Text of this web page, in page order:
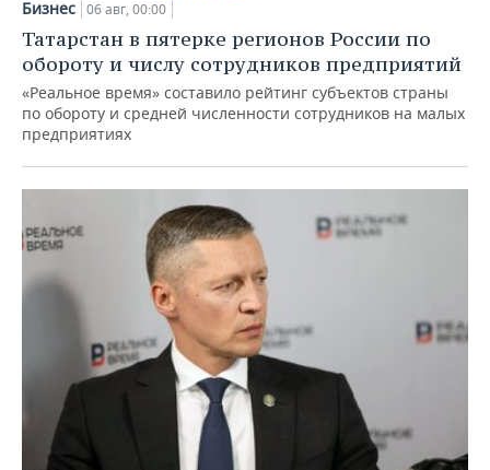
Бизнес 06 авг, 00:00
Татарстан в пятерке регионов России по
обороту и числу сотрудников предприятий
«Реальное время» составило рейтинг субъектов страны
по обороту и средней численности сотрудников на малых
предприятиях